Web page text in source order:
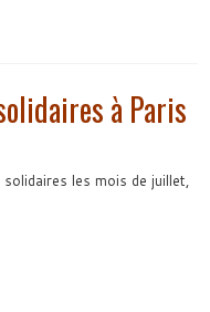
à Paris
les mois de juillet,